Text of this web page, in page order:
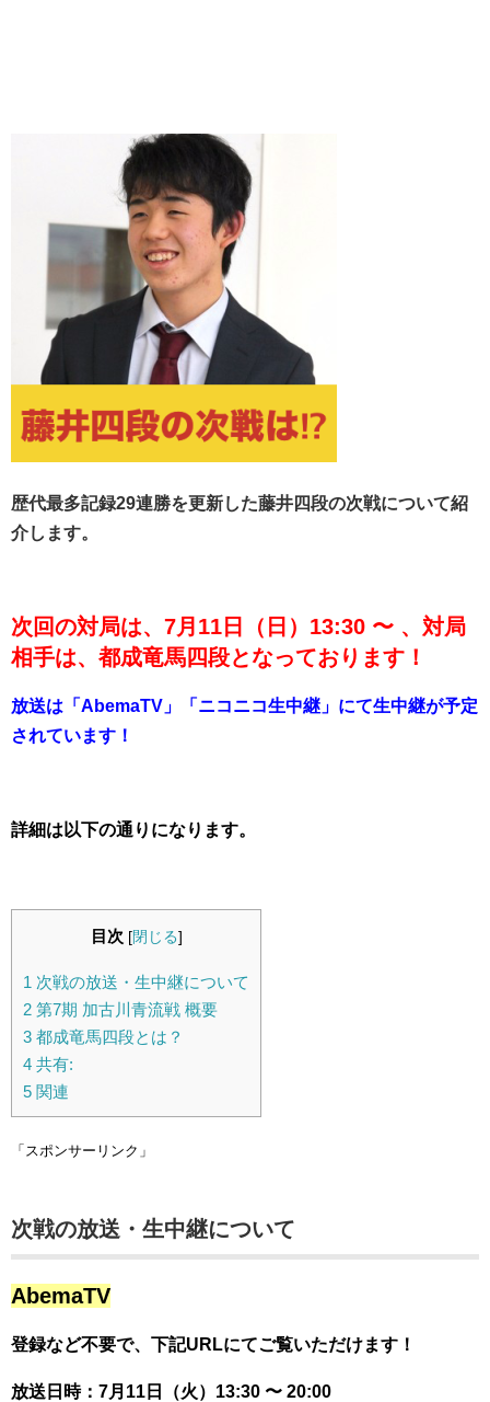
歴代最多記録29連勝を更新した藤井四段の次戦について紹
介します。
次回の対局は、7月11日（日）13:30 〜 、対局
相手は、都成竜馬四段となっております！
放送は「AbemaTV」「ニコニコ生中継」にて生中継が予定
されています！
詳細は以下の通りになります。
目次 [閉じる]
1 次戦の放送・生中継について
2 第7期 加古川青流戦 概要
3 都成竜馬四段とは？
4 共有:
5 関連
「スポンサーリンク」
次戦の放送・生中継について
AbemaTV
登録など不要で、下記URLにてご覧いただけます！
放送日時：7月11日（火）13:30 〜 20:00